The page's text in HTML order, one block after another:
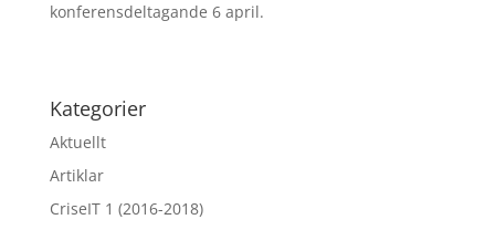
konferensdeltagande 6 april.
Kategorier
Aktuellt
Artiklar
CriseIT 1 (2016-2018)